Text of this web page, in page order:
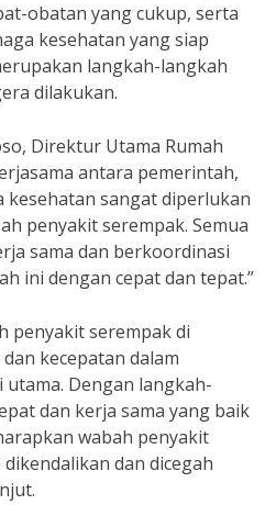
obatan yang cukup, serta
kesehatan yang siap
langkah-langkah
dilakukan.
Direktur Utama Rumah
antara pemerintah,
kesehatan sangat diperlukan
penyakit serempak. Semua
sama dan berkoordinasi
ini dengan cepat dan tepat.”
penyakit serempak di
kecepatan dalam
Dengan langkah-
dan kerja sama yang baik
wabah penyakit
dan dicegah